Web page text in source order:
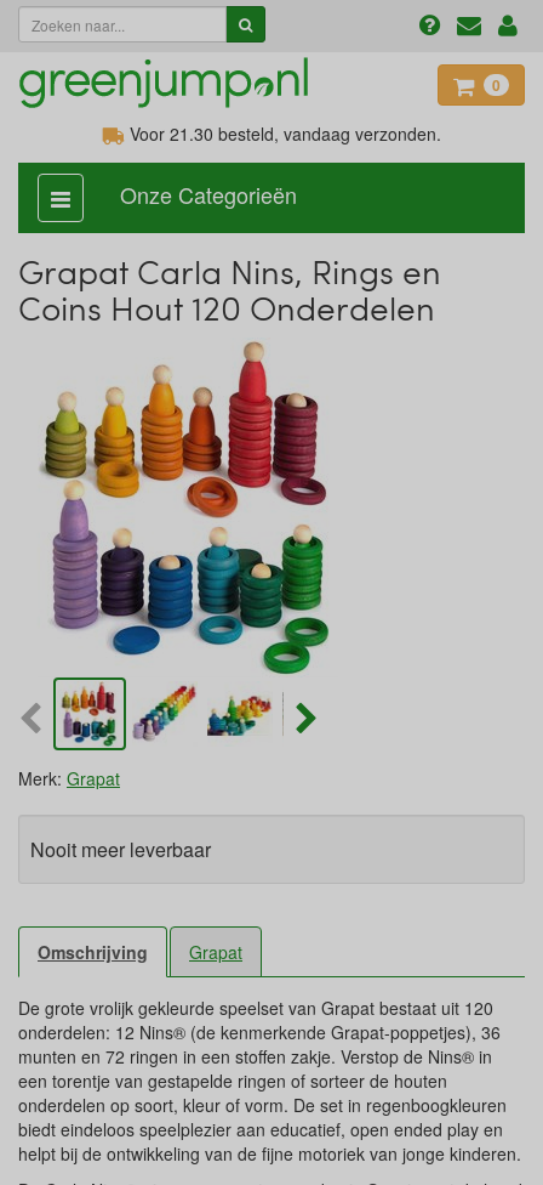
0
Voor 21.30 besteld, vandaag verzonden.
categorie
aan,
Onze Categorieën
Grapat Carla Nins, Rings en
Coins Hout 120 Onderdelen
Merk: Grapat
Nooit meer leverbaar
Omschrijving Grapat
De grote vrolijk gekleurde speelset van Grapat bestaat uit 120
onderdelen: 12 Nins® (de kenmerkende Grapat-poppetjes), 36
munten en 72 ringen in een stoffen zakje. Verstop de Nins® in
een torentje van gestapelde ringen of sorteer de houten
onderdelen op soort, kleur of vorm. De set in regenboogkleuren
biedt eindeloos speelplezier aan educatief, open ended play en
helpt bij de ontwikkeling van de fijne motoriek van jonge kinderen.